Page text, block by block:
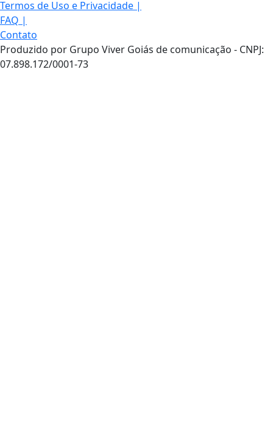
Termos de Uso e Privacidade |
FAQ |
Contato
Produzido por Grupo Viver Goiás de comunicação - CNPJ:
07.898.172/0001-73